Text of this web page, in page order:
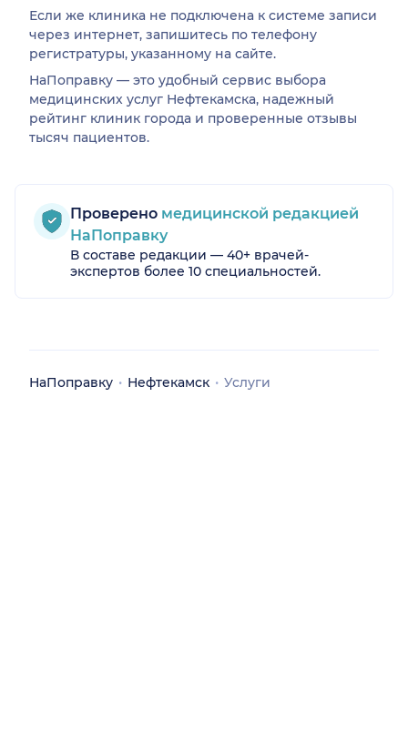
Если же клиника не подключена к системе записи
через интернет, запишитесь по телефону
регистратуры, указанному на сайте.
НаПоправку — это удобный сервис выбора
медицинских услуг Нефтекамска, надежный
рейтинг клиник города и проверенные отзывы
тысяч пациентов.
Проверено медицинской редакцией
НаПоправку
В составе редакции — 40+ врачей-
экспертов более 10 специальностей.
НаПоправку Нефтекамск Услуги